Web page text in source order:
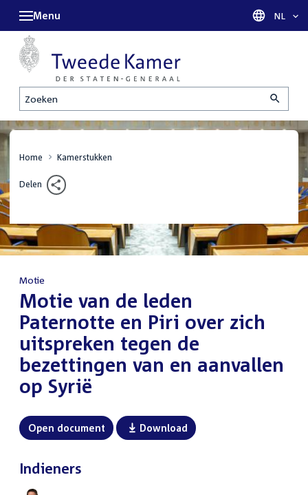
Zoeken
Menu Taal
NL
Home Kamerstukken
Delen
Motie
:Motie van de leden
Paternotte en Piri over zich
uitspreken tegen de
bezettingen van en aanvallen
op Syrië
Open document Download
Indieners